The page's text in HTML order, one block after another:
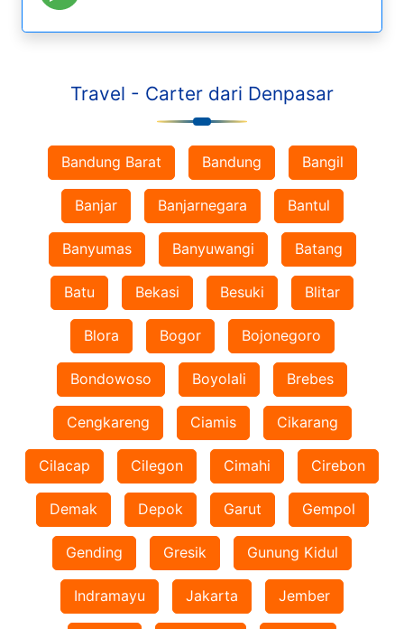
Travel - Carter dari Denpasar
Bandung Barat Bandung Bangil
Banjar Banjarnegara Bantul
Banyumas Banyuwangi Batang
Batu Bekasi Besuki Blitar
Blora Bogor Bojonegoro
Bondowoso Boyolali Brebes
Cengkareng Ciamis Cikarang
Cilacap Cilegon Cimahi Cirebon
Demak Depok Garut Gempol
Gending Gresik Gunung Kidul
Indramayu Jakarta Jember